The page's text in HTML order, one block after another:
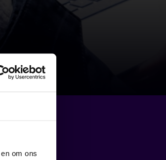
om ons
that are